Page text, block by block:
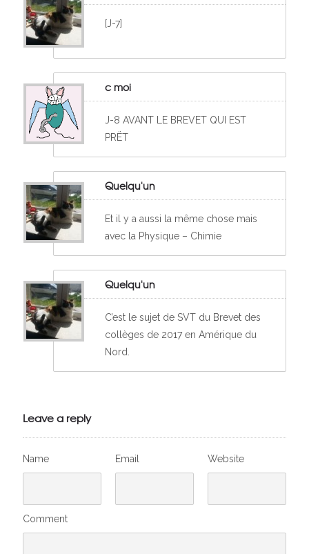
[J-7]
c moi
J-8 AVANT LE BREVET QUI EST
PRËT
Quelqu'un
Et il y a aussi la même chose mais
avec la Physique – Chimie
Quelqu'un
C’est le sujet de SVT du Brevet des
collèges de 2017 en Amérique du
Nord.
Leave a reply
Name Email Website
Comment